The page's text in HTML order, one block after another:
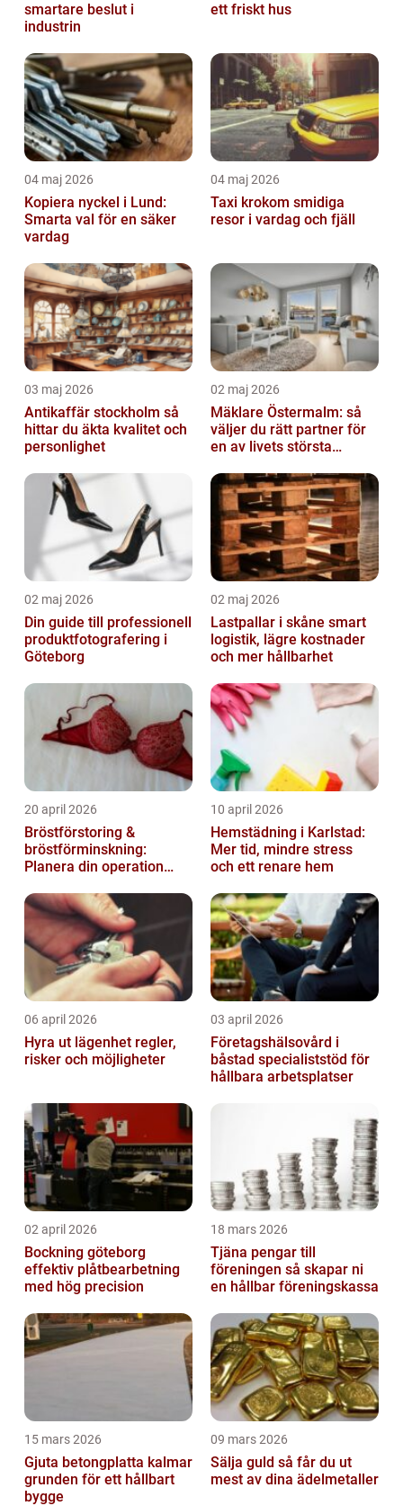
smartare beslut i
industrin
ett friskt hus
04 maj 2026
Kopiera nyckel i Lund:
Smarta val för en säker
vardag
04 maj 2026
Taxi krokom smidiga
resor i vardag och fjäll
03 maj 2026
Antikaffär stockholm så
hittar du äkta kvalitet och
personlighet
02 maj 2026
Mäklare Östermalm: så
väljer du rätt partner för
en av livets största
02 maj 2026
Din guide till professionell
produktfotografering i
Göteborg
02 maj 2026
Lastpallar i skåne smart
logistik, lägre kostnader
och mer hållbarhet
20 april 2026
Bröstförstoring &
bröstförminskning:
Planera din operation
10 april 2026
Hemstädning i Karlstad:
Mer tid, mindre stress
och ett renare hem
06 april 2026
Hyra ut lägenhet regler,
risker och möjligheter
03 april 2026
Företagshälsovård i
båstad specialiststöd för
hållbara arbetsplatser
02 april 2026
Bockning göteborg
effektiv plåtbearbetning
med hög precision
18 mars 2026
Tjäna pengar till
föreningen så skapar ni
en hållbar föreningskassa
15 mars 2026
Gjuta betongplatta kalmar
grunden för ett hållbart
bygge
09 mars 2026
Sälja guld så får du ut
mest av dina ädelmetaller